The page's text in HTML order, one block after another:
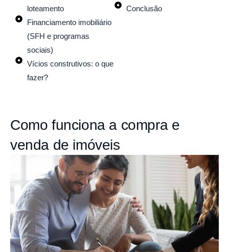
loteamento
Financiamento imobiliário
(SFH e programas
sociais)
Vícios construtivos: o que
fazer?
Conclusão
Como funciona a compra e
venda de imóveis